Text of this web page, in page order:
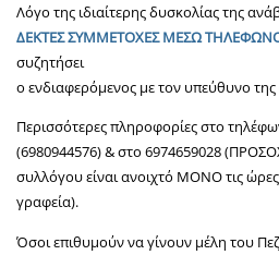
Λόγο της ιδιαίτερης δυσκολίας της
ΔΕΚΤΕΣ ΣΥΜΜΕΤΟΧΕΣ ΜΕΣΩ
συζητήσει
ο ενδιαφερόμενος με τον υπεύθυνο
Περισσότερες πληροφορίες στο
(6980944576) & στο 6974659028
συλλόγου είναι ανοιχτό ΜΟΝΟ τις
γραφεία).
Όσοι επιθυμούν να γίνουν μέλη του